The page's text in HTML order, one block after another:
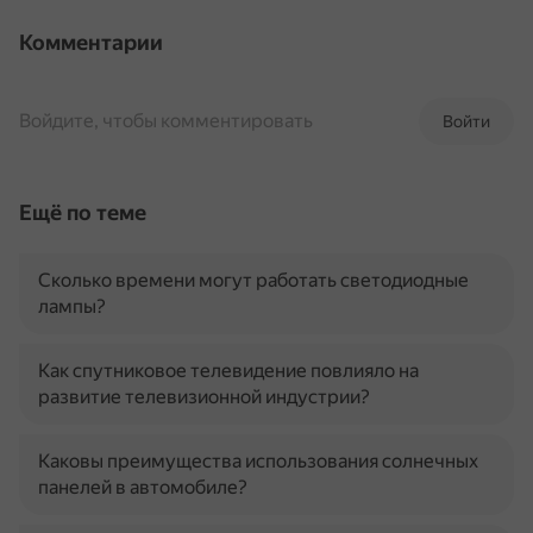
Комментарии
Войти
Войдите, чтобы комментировать
Ещё по теме
Сколько времени могут работать светодиодные
лампы?
Как спутниковое телевидение повлияло на
развитие телевизионной индустрии?
Каковы преимущества использования солнечных
панелей в автомобиле?